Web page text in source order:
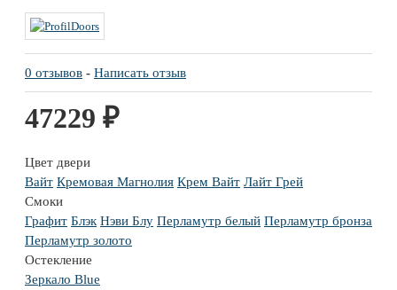
0 отзывов - Написать отзыв
47229 ₽
Цвет двери
Вайт Кремовая Магнолия Крем Вайт Лайт Грей
Смоки
Графит Блэк Нэви Блу Перламутр белый Перламутр бронза
Перламутр золото
Остекление
Зеркало Blue